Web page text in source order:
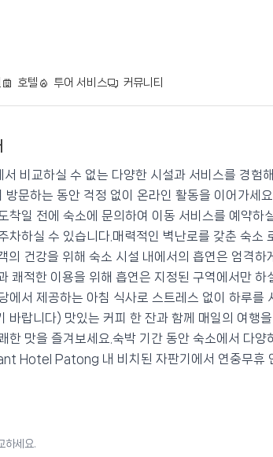
호텔 투어 서비스 커뮤니티
통
비교하실 수 없는 다양한 시설과 서비스를 경험해
문하는 동안 걱정 없이 온라인 활동을 이어가세
착일 전에 숙소에 문의하여 이동 서비스를 예약하
차하실 수 있습니다.매력적인 벽난로를 갖춘 숙소
의 건강을 위해 숙소 시설 내에서의 흡연은 엄격하
쾌적한 이용을 위해 흡연은 지정된 구역에서만 하
서 제공하는 아침 식사로 스트레스 없이 하루를
바랍니다) 맛있는 커피 한 잔과 함께 매일의 여행
한 맛을 즐겨보세요.숙박 기간 동안 숙소에서 다양
Hotel Patong 내 비치된 자판기에서 연중무휴
하세요.